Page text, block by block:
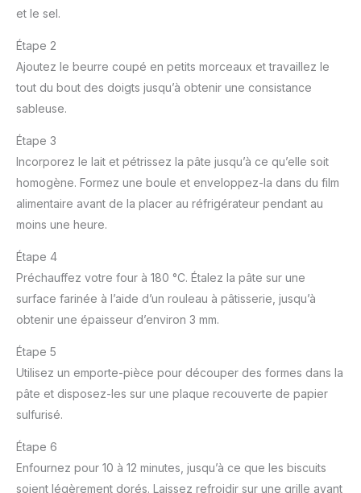
et le sel.
Étape 2
Ajoutez le beurre coupé en petits morceaux et travaillez le
tout du bout des doigts jusqu’à obtenir une consistance
sableuse.
Étape 3
Incorporez le lait et pétrissez la pâte jusqu’à ce qu’elle soit
homogène. Formez une boule et enveloppez-la dans du film
alimentaire avant de la placer au réfrigérateur pendant au
moins une heure.
Étape 4
Préchauffez votre four à 180 °C. Étalez la pâte sur une
surface farinée à l’aide d’un rouleau à pâtisserie, jusqu’à
obtenir une épaisseur d’environ 3 mm.
Étape 5
Utilisez un emporte-pièce pour découper des formes dans la
pâte et disposez-les sur une plaque recouverte de papier
sulfurisé.
Étape 6
Enfournez pour 10 à 12 minutes, jusqu’à ce que les biscuits
soient légèrement dorés. Laissez refroidir sur une grille avant